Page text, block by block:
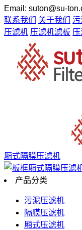
Email: suton@su-
联系我们
关于我们 污
压滤机 压滤机滤板
厢式隔膜压滤机
产品分类
污泥压滤机
隔膜压滤机
厢式压滤机